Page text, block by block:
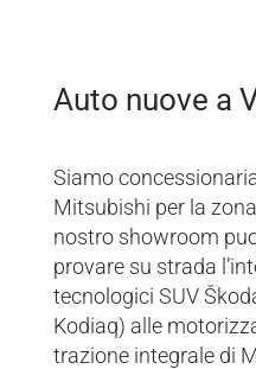
Auto nuove a
Siamo
Mitsubishi per la
nostro showroom
provare su strada
tecnologici SUV
Kodiaq) alle
trazione integrale di